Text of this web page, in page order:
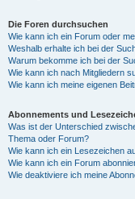
Die Foren durchsuchen
Wie kann ich ein Forum oder
Weshalb erhalte ich bei der
Warum bekomme ich bei der
Wie kann ich nach Mitgliedern
Wie kann ich meine eigenen
Abonnements und
Was ist der Unterschied
Thema oder Forum?
Wie kann ich ein Lesezeichen
Wie kann ich ein Forum
Wie deaktiviere ich meine